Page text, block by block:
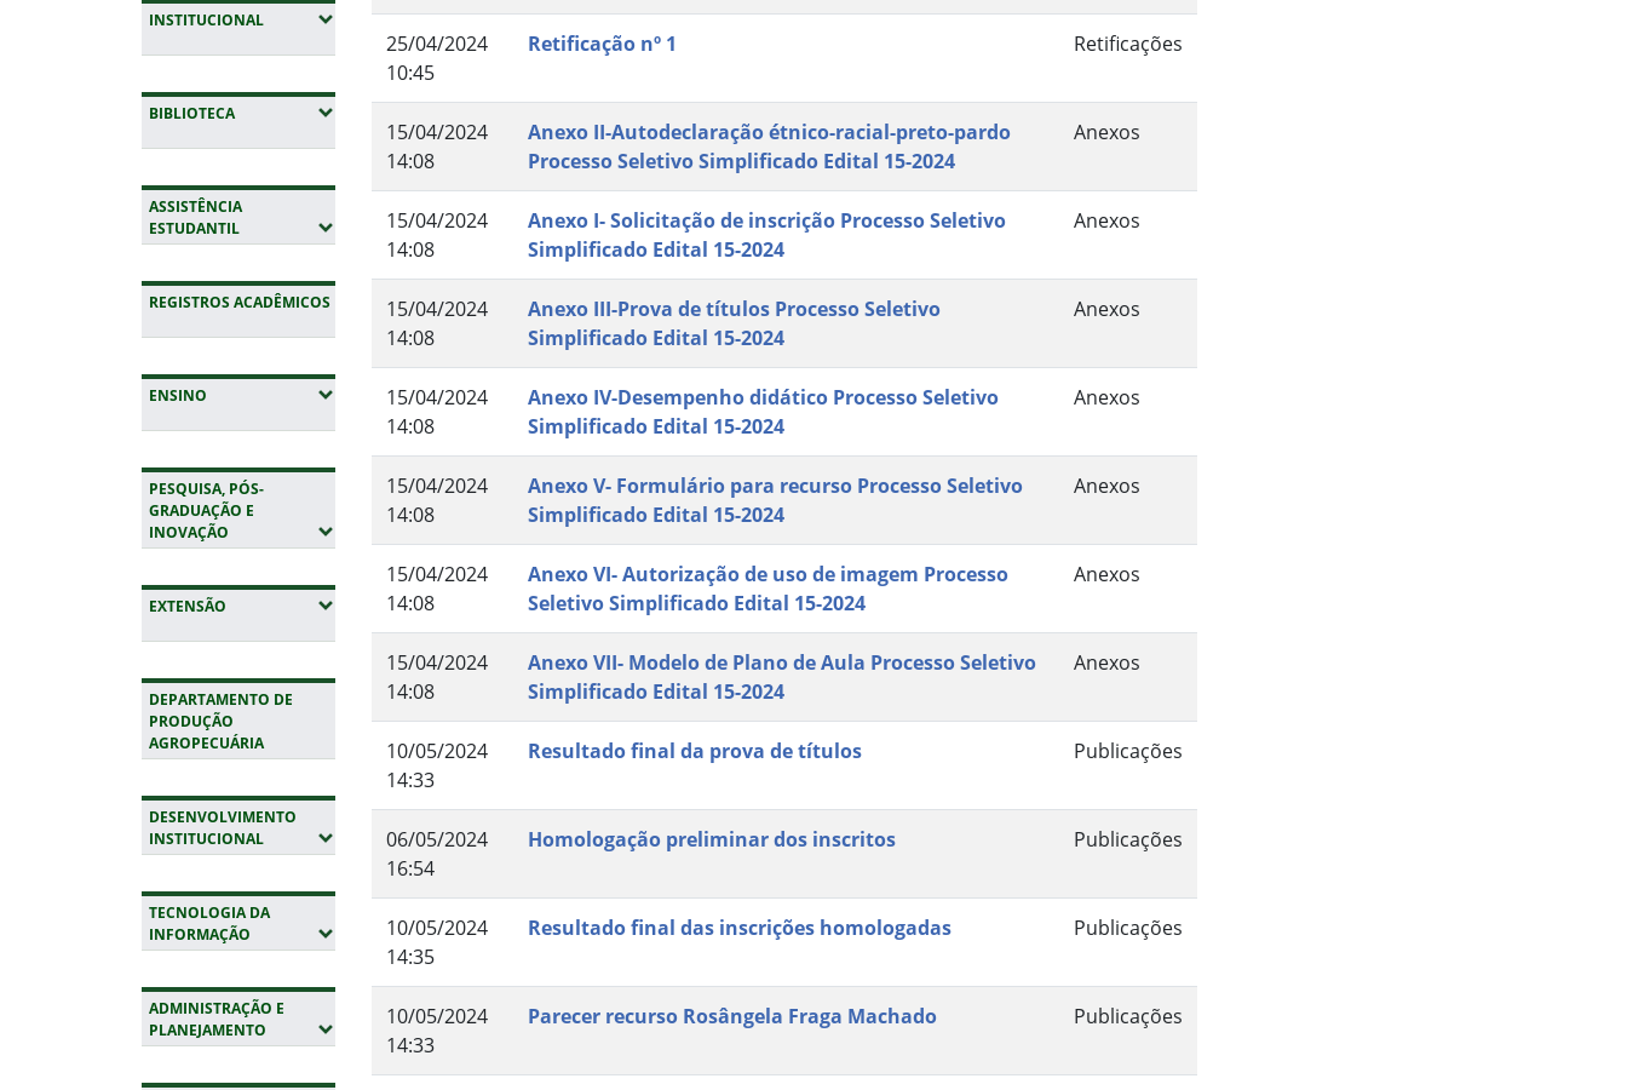
INSTITUCIONAL(EXPANDIR SUBMENUS)
BIBLIOTECA(EXPANDIR SUBMENUS)
ASSISTÊNCIA
ESTUDANTIL(EXPANDIR SUBMENUS)
REGISTROS ACADÊMICOS
ENSINO (EXPANDIR SUBMENUS)
PESQUISA, PÓS-
GRADUAÇÃO E
INOVAÇÃO (EXPANDIR SUBMENUS)
EXTENSÃO (EXPANDIR SUBMENUS)
DEPARTAMENTO DE
PRODUÇÃO
AGROPECUÁRIA
DESENVOLVIMENTO
INSTITUCIONAL(EXPANDIR SUBMENUS)
TECNOLOGIA DA
INFORMAÇÃO (EXPANDIR SUBMENUS)
ADMINISTRAÇÃO E
PLANEJAMENTO (EXPANDIR SUBMENUS)
25/04/2024
10:45
Retificação nº 1 Retificações
15/04/2024
14:08
Anexo II-Autodeclaração étnico-racial-preto-pardo
Processo Seletivo Simplificado Edital 15-2024
Anexos
15/04/2024
14:08
Anexo I- Solicitação de inscrição Processo Seletivo
Simplificado Edital 15-2024
Anexos
15/04/2024
14:08
Anexo III-Prova de títulos Processo Seletivo
Simplificado Edital 15-2024
Anexos
15/04/2024
14:08
Anexo IV-Desempenho didático Processo Seletivo
Simplificado Edital 15-2024
Anexos
15/04/2024
14:08
Anexo V- Formulário para recurso Processo Seletivo
Simplificado Edital 15-2024
Anexos
15/04/2024
14:08
Anexo VI- Autorização de uso de imagem Processo
Seletivo Simplificado Edital 15-2024
Anexos
15/04/2024
14:08
Anexo VII- Modelo de Plano de Aula Processo Seletivo
Simplificado Edital 15-2024
Anexos
10/05/2024
14:33
Resultado final da prova de títulos Publicações
06/05/2024
16:54
Homologação preliminar dos inscritos Publicações
10/05/2024
14:35
Resultado final das inscrições homologadas Publicações
10/05/2024
14:33
Parecer recurso Rosângela Fraga Machado Publicações